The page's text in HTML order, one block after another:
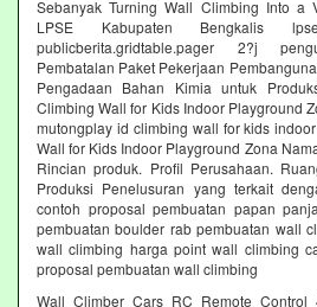
Sebanyak Turning Wall Climbing Into a
LPSE Kabupaten Bengkalis
publicberita.gridtable.pager 2?j
Pembatalan Paket Pekerjaan
Pengadaan Bahan Kimia untuk
Climbing Wall for Kids Indoor Playground
mutongplay id climbing wall for kids
Wall for Kids Indoor Playground Zona
Rincian produk. Profil Perusahaan.
Produksi Penelusuran yang terkait
contoh proposal pembuatan papan
pembuatan boulder rab pembuatan wall
wall climbing harga point wall climbing
proposal pembuatan wall climbing
Wall Climber Cars RC Remote